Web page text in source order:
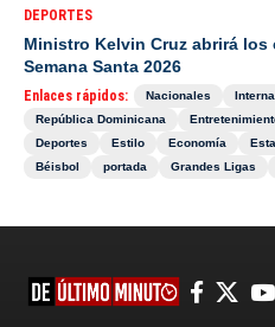
DEPORTES
Ministro Kelvin Cruz abrirá
Semana Santa 2026
Enlaces rápidos: Nacionales
República Dominicana
Deportes
Estilo Economía
Béisbol
portada Grandes Ligas